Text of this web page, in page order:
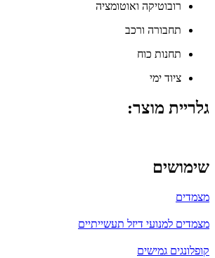
רובוטיקה ואוטומציה
תחבורה ורכב
תחנות כוח
ציוד ימי
גלריית מוצר:
שימושים
מצמדים
מצמדים למנועי דיזל תעשייתיים
קופלונגים גמישים